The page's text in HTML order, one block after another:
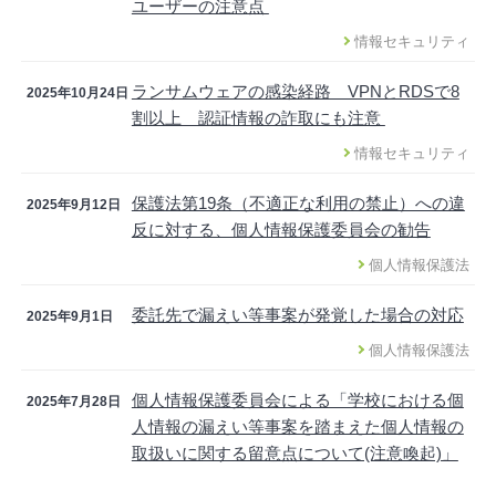
ユーザーの注意点
情報セキュリティ
2025年10月24日 ランサムウェアの感染経路 VPNとRDSで8
割以上 認証情報の詐取にも注意
情報セキュリティ
2025年9月12日
保護法第19条（不適正な利用の禁止）への違
反に対する、個人情報保護委員会の勧告
個人情報保護法
2025年9月1日 委託先で漏えい等事案が発覚した場合の対応
個人情報保護法
2025年7月28日
個人情報保護委員会による「学校における個
人情報の漏えい等事案を踏まえた個人情報の
取扱いに関する留意点について(注意喚起)」